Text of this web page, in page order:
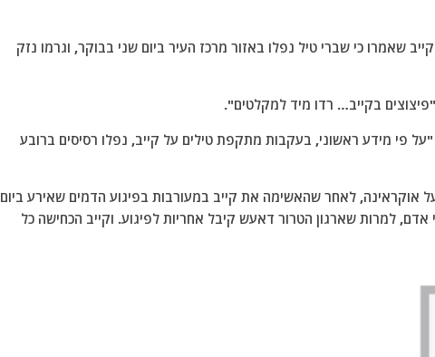
שאמרו כי שברי טיל נפלו באזור מרכז העיר ביום שני בבוקר, וגרמו נזק
בקייב… רדו מיד למקלטים".
פי מידע ראשוני, בעקבות מתקפת טילים על קייב, נפלו רסיסים ברובע
אוקראינה, לאחר שהאשימה את קייב במעורבות בפיגוע הדמים שאירע ביום
בבירה מוסקבה, בה נהרגו יותר מ-100 בני אדם, למרות שארגון הטרור דאעש קיבל אחריות לפיגוע. וקייב הכחישה כל